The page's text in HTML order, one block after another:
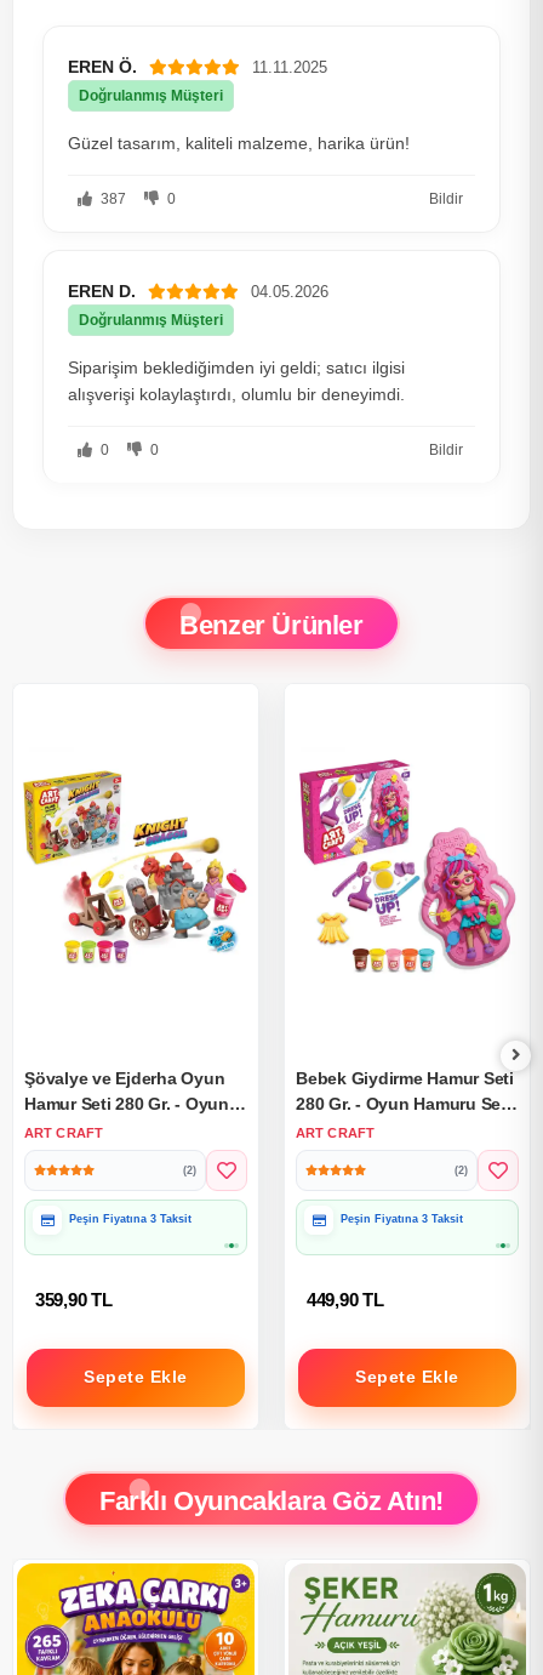
EREN Ö. 11.11.2025
Doğrulanmış Müşteri
Güzel tasarım, kaliteli malzeme, harika ürün!
387 0 Bildir
EREN D. 04.05.2026
Doğrulanmış Müşteri
Siparişim beklediğimden iyi geldi; satıcı ilgisi
alışverişi kolaylaştırdı, olumlu bir deneyimdi.
0 0 Bildir
Benzer Ürünler
Şövalye ve Ejderha Oyun
Hamur Seti 280 Gr. - Oyun
Hamuru Seti - Hamur Setleri
- Hamur Kalıpları - Savaşçı
ART CRAFT
(2)
Peşin Fiyatına 3 Taksit
359,90 TL
Sepete Ekle
Bebek Giydirme Hamur Seti
280 Gr. - Oyun Hamuru Seti
- Hamur Setleri - Hamur
Kalıpları - Hamur Seti
ART CRAFT
(2)
Peşin Fiyatına 3 Taksit
449,90 TL
Sepete Ekle
Farklı Oyuncaklara Göz Atın!